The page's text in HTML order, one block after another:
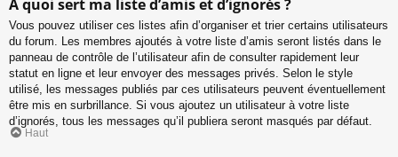
À quoi sert ma liste d’amis et d’ignorés ?
Vous pouvez utiliser ces listes afin d’organiser et trier certains utilisateurs
du forum. Les membres ajoutés à votre liste d’amis seront listés dans le
panneau de contrôle de l’utilisateur afin de consulter rapidement leur
statut en ligne et leur envoyer des messages privés. Selon le style
utilisé, les messages publiés par ces utilisateurs peuvent éventuellement
être mis en surbrillance. Si vous ajoutez un utilisateur à votre liste
d’ignorés, tous les messages qu’il publiera seront masqués par défaut.
Haut